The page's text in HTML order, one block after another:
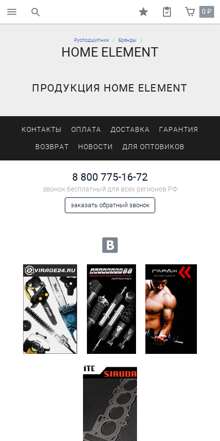
поиск по каталогу 0₽
Русподшипник Бренды
HOME ELEMENT
ПРОДУКЦИЯ HOME ELEMENT
КОНТАКТЫ ОПЛАТА ДОСТАВКА ГАРАНТИЯ
ВОЗВРАТ НОВОСТИ ДЛЯ ОПТОВИКОВ
8 800 775-16-72
звонок бесплатный для всех регионов РФ
заказать обратный звонок